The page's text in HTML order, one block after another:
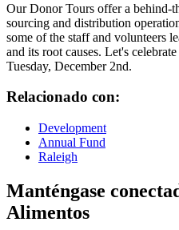
Our Donor Tours offer a behind-
sourcing and distribution
some of the staff and volunteers
and its root causes. Let's
Tuesday, December 2nd.
Relacionado con:
Development
Annual Fund
Raleigh
Manténgase
Alimentos